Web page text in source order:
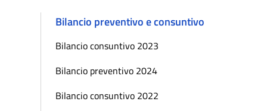
Bilancio preventivo e consuntivo
Bilancio consuntivo 2023
Bilancio preventivo 2024
Bilancio consuntivo 2022